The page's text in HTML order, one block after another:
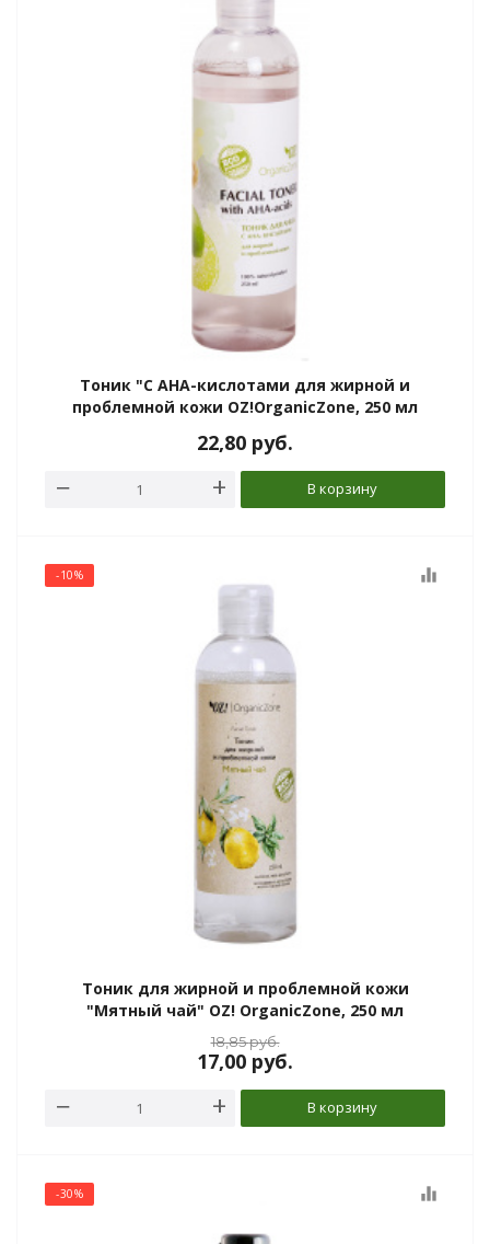
Тоник "С АНА-кислотами для жирной и
проблемной кожи OZ!OrganicZone, 250 мл
22,80 руб.
В корзину
-10% equalizer
Тоник для жирной и проблемной кожи
"Мятный чай" OZ! OrganicZone, 250 мл
18,85руб.
17,00 руб.
В корзину
-30% equalizer